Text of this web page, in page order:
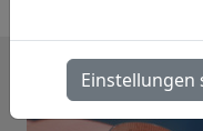
Einstellungen